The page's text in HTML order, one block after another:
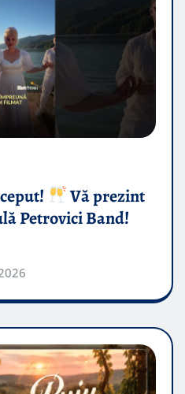
Vă prezint
Petrovici Band!